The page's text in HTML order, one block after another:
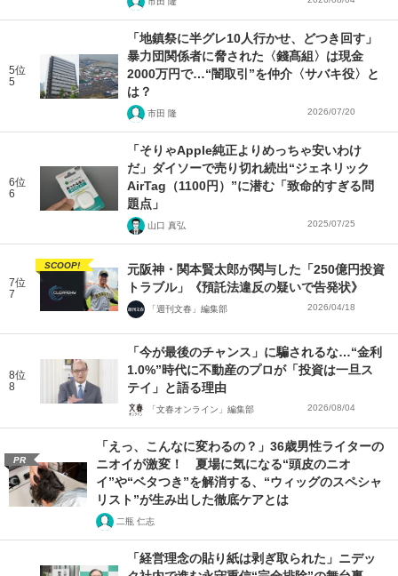
5位
5
「地鎮祭に半グレ10人行かせ、どつき回す」
暴力団関係者に脅された〈錢髙組〉は現金
2000万円で…“闇取引”を仲介〈サバキ役〉と
は？
市田 隆 2026/07/20
6位
6
「そりゃApple純正よりめっちゃ安いわけ
だ」ダイソーで売り切れ続出“ジェネリック
AirTag（1100円）”に潜む「致命的すぎる問
題点」
山口 真弘 2025/07/25
7位
7
SCOOP!
元阪神・関本賢太郎が関与した「250億円投資
トラブル」《預託法違反の疑いで告発状》
「週刊文春」編集部 2026/04/18
8位
8
「今が最後のチャンス」に騙されるな…“金利
1.0%”時代に不動産のプロが「投資は一旦ス
テイ」と語る理由
「文春オンライン」編集部 2026/08/04
PR
「えっ、こんなに変わるの？」36歳男性ライターの
ニオイが激変！ 夏場に気になる“頭皮のニオ
イ”や“ベタつき”を解消する、“ウィッグのスペシャ
リスト”が生み出した徹底ケアとは
二瓶 仁志
「経営理念の貼り紙は剥ぎ取られた」ニデッ